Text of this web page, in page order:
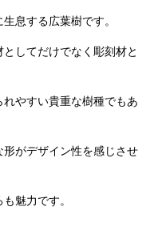
息する広葉樹です。
してだけでなく彫刻材と
れやすい貴重な樹種でもあ
がデザイン性を感じさせ
魅力です。